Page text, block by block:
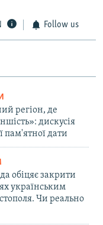
Follow us
регіон, де
дискусія
пам'ятної дати
обіцяє закрити
українським
Чи реально